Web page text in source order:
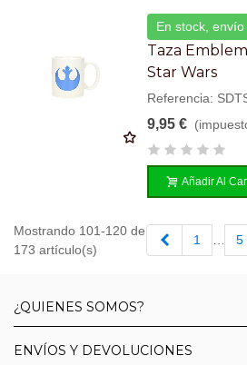
En stock,
Taza
Star Wars
Referencia:
9,95 €
Añadir Al
Mostrando 101-120 de
173 artículo(s)
Anterior
1 … 5
¿QUIENES SOMOS?
ENVÍOS Y DEVOLUCIONES